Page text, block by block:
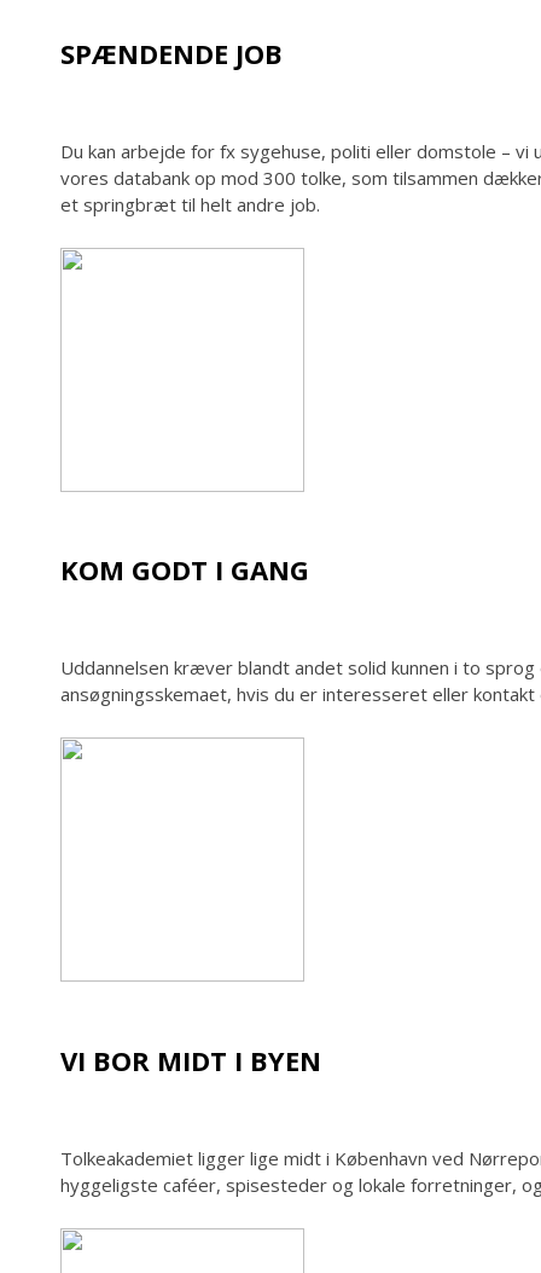
SPÆNDENDE JOB
Du kan arbejde for fx sygehuse, politi eller domstole –
vores databank op mod 300 tolke, som tilsammen
et springbræt til helt andre job.
KOM GODT I GANG
Uddannelsen kræver blandt andet solid kunnen i to
ansøgningsskemaet, hvis du er interesseret eller
VI BOR MIDT I BYEN
Tolkeakademiet ligger lige midt i København ved
hyggeligste caféer, spisesteder og lokale forretninger,